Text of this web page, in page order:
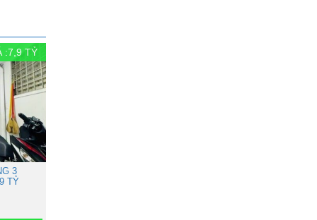
:7,9TỶ
3
TỶ